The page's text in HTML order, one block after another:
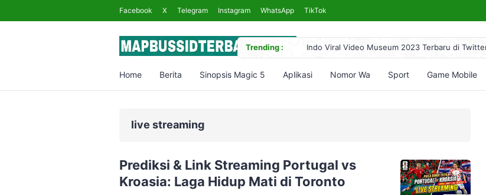
Facebook X Telegram Instagram WhatsApp TikTok
Trending :
Indo Viral Video Museum 2023 Terbaru di
Link Bokeh 2017 Bahasa Indonesia 2024, No
Simontok VPN Anti Blokir Bebas Akses Video
Home Berita Sinopsis Magic 5 Aplikasi Nomor Wa Sport Game Mobile
live streaming
Prediksi & Link Streaming Portugal vs
Kroasia: Laga Hidup Mati di Toronto